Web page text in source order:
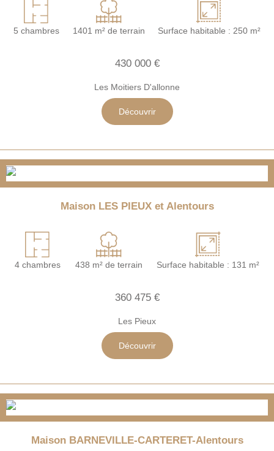
5 chambres 1401 m² de terrain Surface habitable : 250 m²
430 000 €
Les Moitiers D'allonne
Découvrir
Maison LES PIEUX et Alentours
4 chambres 438 m² de terrain Surface habitable : 131 m²
360 475 €
Les Pieux
Découvrir
Maison BARNEVILLE-CARTERET-Alentours